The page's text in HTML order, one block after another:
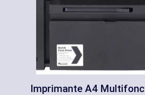
Imprimante A4